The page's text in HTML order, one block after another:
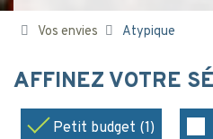
Vos envies Atypique
AFFINEZ VOTRE
Petit budget (1)